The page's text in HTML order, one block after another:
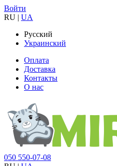
Войти
RU | UA
Русский
Украинский
Оплата
Доставка
Контакты
О нас
050 550-07-08